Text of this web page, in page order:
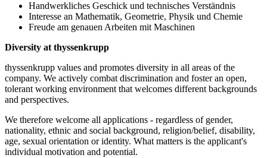
Handwerkliches Geschick und technisches Verständnis
Interesse an Mathematik, Geometrie, Physik und Chemie
Freude am genauen Arbeiten mit Maschinen
Diversity at thyssenkrupp
thyssenkrupp values and promotes diversity in all areas of the
company. We actively combat discrimination and foster an open,
tolerant working environment that welcomes different backgrounds
and perspectives.
We therefore welcome all applications - regardless of gender,
nationality, ethnic and social background, religion/belief, disability,
age, sexual orientation or identity. What matters is the applicant's
individual motivation and potential.